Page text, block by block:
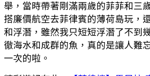
舉，當時帶著剛滿兩歲的菲菲和三
搭廉價航空去菲律賓的薄荷島玩，
和浮潛，雖然我只短短浮潛了不到
徹海水和成群的魚，真的是讓人難
一次的啦。